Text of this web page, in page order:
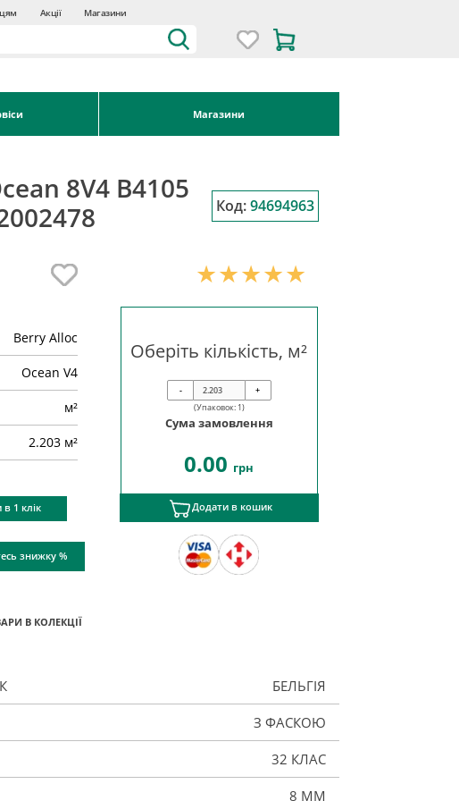
Акції Магазини
Магазини
8V4 B4105
Код: 94694963
Berry Alloc
Ocean V4
м²
2.203 м²
1 клік
Оберіть кількість, м²
-
+
(Упаковок: 1)
Сума замовлення
0.00 грн
Додати в кошик
знижку %
В КОЛЕКЦІЇ
БЕЛЬГІЯ
З ФАСКОЮ
32 КЛАС
8 ММ